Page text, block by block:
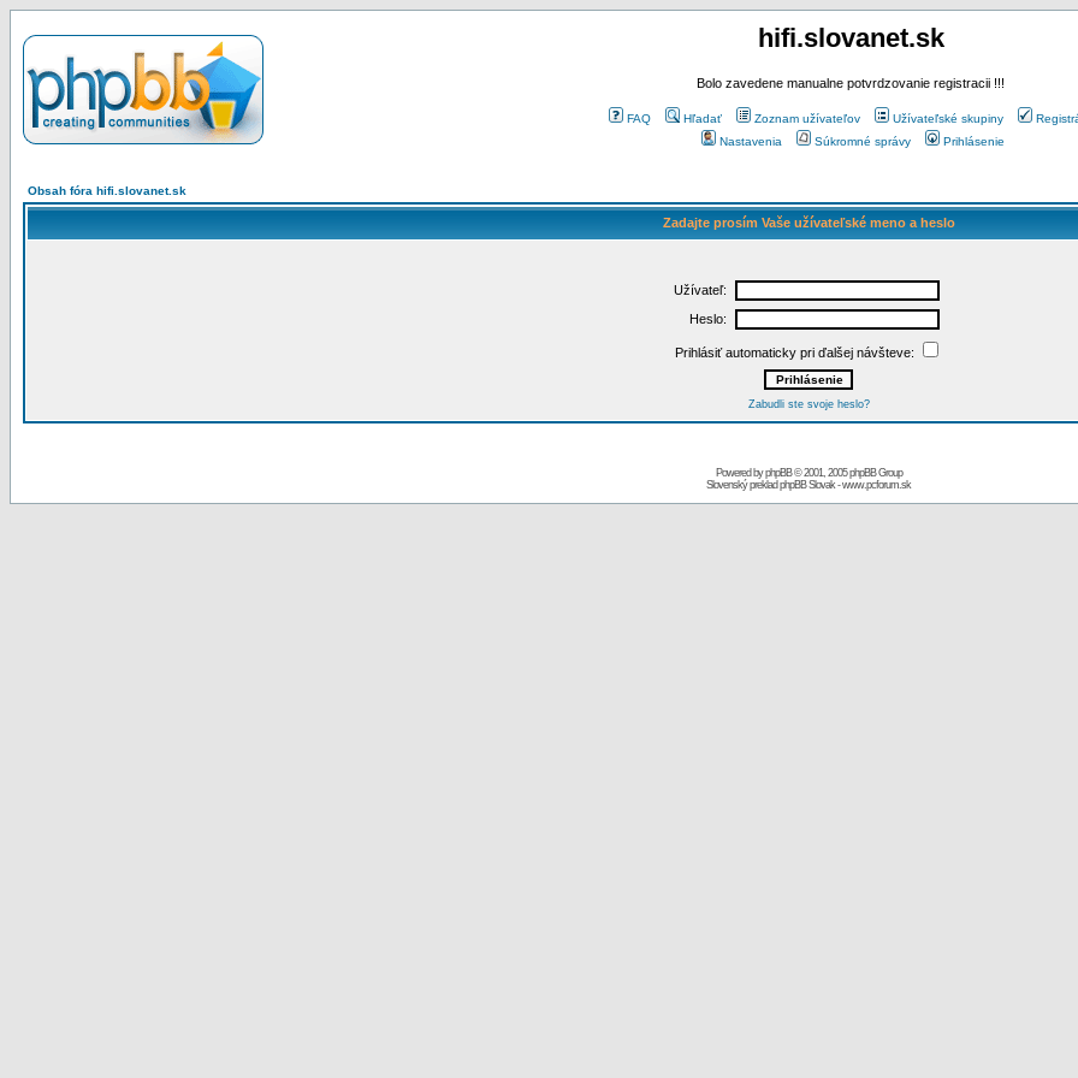
hifi.slovanet.sk
Bolo zavedene manualne potvrdzovanie registracii !!!
FAQ Hľadať Zoznam užívateľov Užívateľské skupiny
Nastavenia
Súkromné správy Prihlásenie
Obsah fóra hifi.slovanet.sk
Zadajte prosím Vaše užívateľské meno a heslo
Užívateľ:
Heslo:
Prihlásiť automaticky pri ďalšej návšteve:
Zabudli ste svoje heslo?
Powered byphpBB© 2001, 2005 phpBB Group
Slovenský preklad phpBB Slovak-www.pcforum.sk